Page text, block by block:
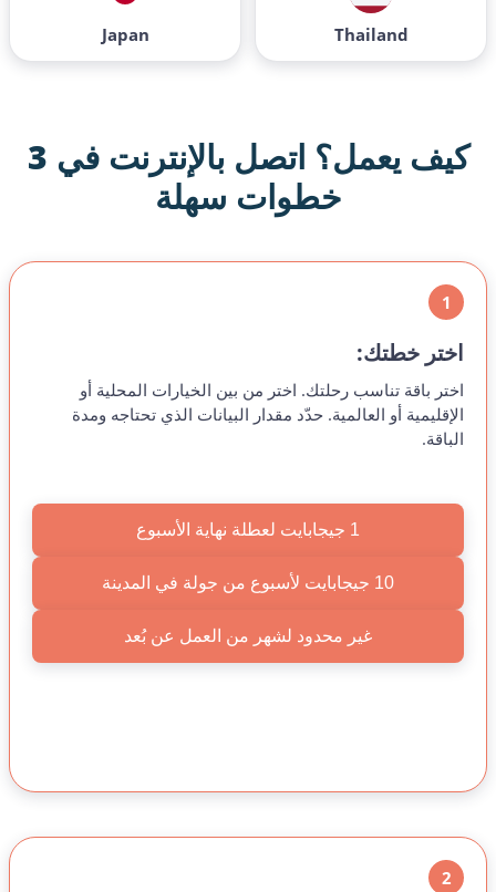
Thailand
Japan
كيف يعمل؟
اتصل بالإنترنت في 3
خطوات سهلة
1
اختر خطتك:
اختر باقة تناسب رحلتك. اختر من بين الخيارات المحلية أو
الإقليمية أو العالمية. حدّد مقدار البيانات الذي تحتاجه ومدة
الباقة.
1 جيجابايت لعطلة نهاية الأسبوع
10 جيجابايت لأسبوع من جولة في المدينة
غير محدود لشهر من العمل عن بُعد
2